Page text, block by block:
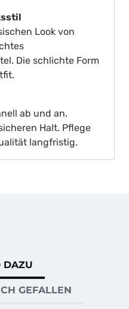
Look von
Die schlichte Form
ab und an.
Halt. Pflege
langfristig.
DAZU
GEFALLEN